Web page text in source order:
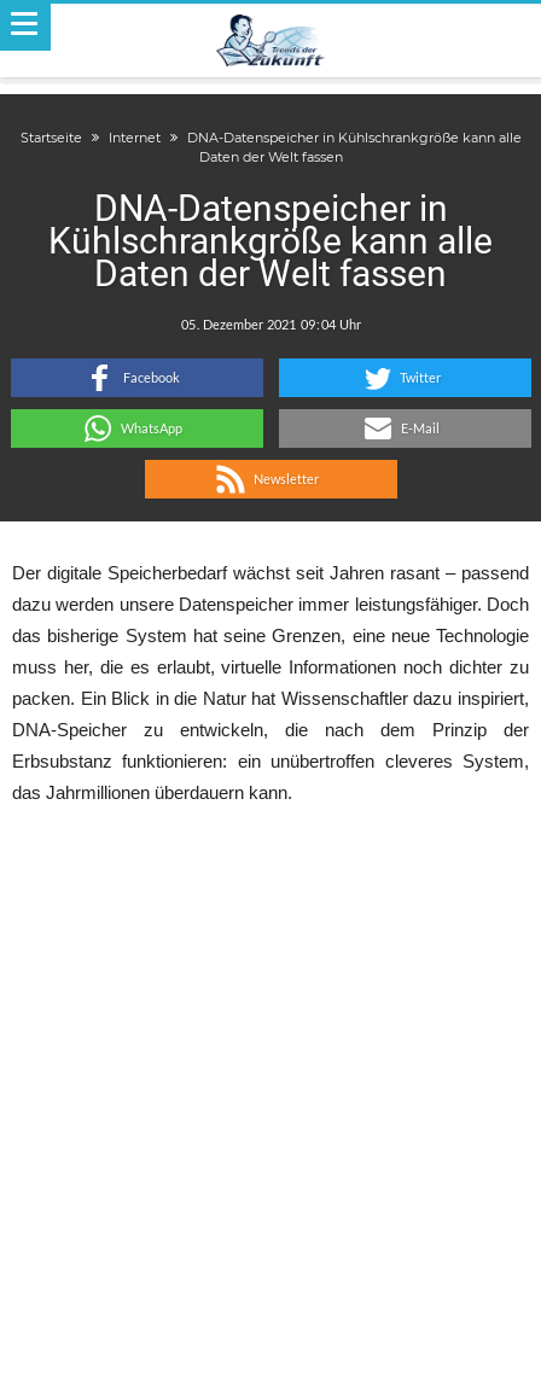
Startseite Internet
DNA-Datenspeicher in Kühlschrankgröße kann alle
Daten der Welt fassen
DNA-Datenspeicher in
Kühlschrankgröße kann alle
Daten der Welt fassen
:
Facebook Twitter
WhatsApp E-Mail
Newsletter
Der digitale Speicherbedarf wächst seit Jahren rasant – passend
dazu werden unsere Datenspeicher immer leistungsfähiger. Doch
das bisherige System hat seine Grenzen, eine neue Technologie
muss her, die es erlaubt, virtuelle Informationen noch dichter zu
packen. Ein Blick in die Natur hat Wissenschaftler dazu inspiriert,
DNA-Speicher zu entwickeln, die nach dem Prinzip der
Erbsubstanz funktionieren: ein unübertroffen cleveres System,
das Jahrmillionen überdauern kann.